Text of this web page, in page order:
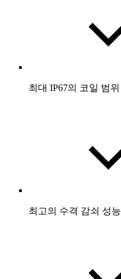
최대 IP67의 코일 범위
최고의 수격 감쇠 성능